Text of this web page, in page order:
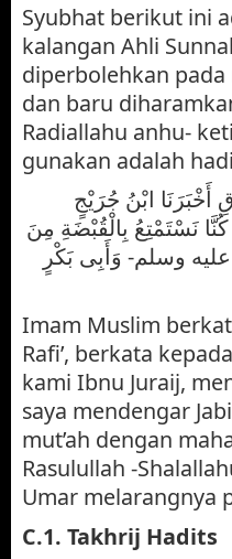
Syubhat berikut ini
kalangan Ahli
diperbolehkan pada
dan baru
Radiallahu anhu-
gunakan adalah
أَخْبَرَنَا ابْنُ جُرَيْجٍ
نَسْتَمْتِعُ بِالْقُبْضَةِ مِنَ
وسلم- وَأَبِى بَكْرٍ
Imam Muslim
Rafi’, berkata
kami Ibnu Juraij,
saya mendengar
mut’ah dengan
Rasulullah -
Umar melarangnya
C.1. Takhrij Hadits